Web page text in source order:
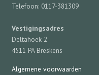
Telefoon: 0117-381309
Vestigingsadres
Deltahoek 2
4511 PA Breskens
Algemene voorwaarden